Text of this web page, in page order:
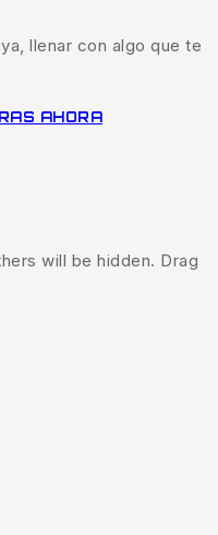
llenar con algo que te
AHORA
will be hidden. Drag